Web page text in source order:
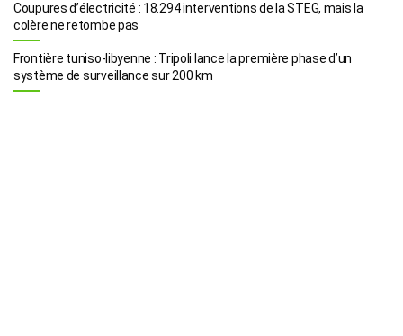
Coupures d’électricité : 18.294 interventions de la STEG, mais la
colère ne retombe pas
Frontière tuniso-libyenne : Tripoli lance la première phase d’un
système de surveillance sur 200 km